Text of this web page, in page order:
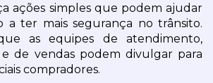
ações simples que podem ajudar
a ter mais segurança no trânsito.
as equipes de atendimento,
de vendas podem divulgar para
compradores.